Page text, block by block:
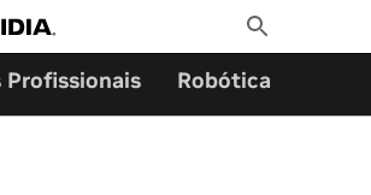
Toggle
Search
Profissionais Robótica